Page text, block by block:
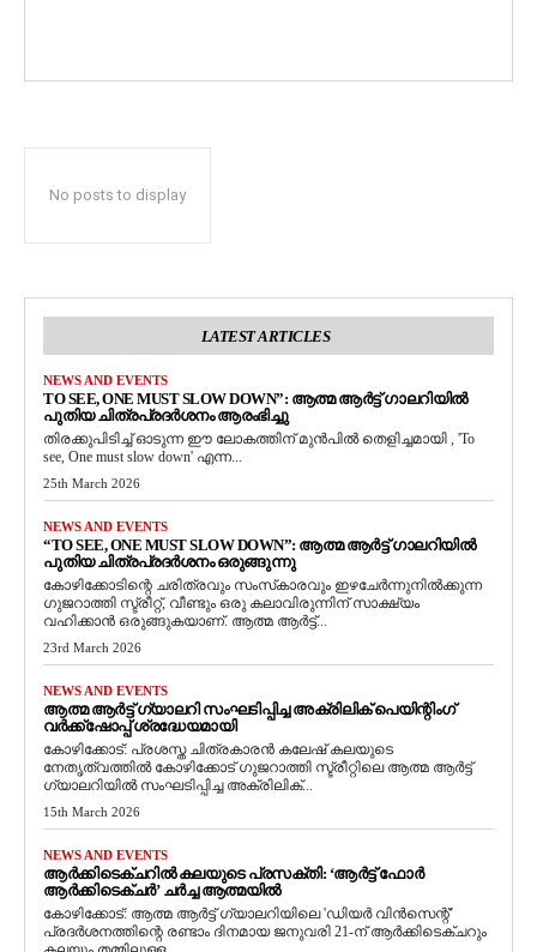
No posts to display
LATEST ARTICLES
NEWS AND EVENTS
TO SEE, ONE MUST SLOW DOWN”: ആത്മ ആർട്ട് ഗാലറിയിൽ
പുതിയ ചിത്രപ്രദർശനം ആരംഭിച്ചു
തിരക്കുപിടിച്ച് ഓടുന്ന ഈ ലോകത്തിന് മുൻപിൽ തെളിച്ചമായി , 'To
see, One must slow down' എന്ന...
25th March 2026
NEWS AND EVENTS
“TO SEE, ONE MUST SLOW DOWN”: ആത്മ ആർട്ട് ഗാലറിയിൽ
പുതിയ ചിത്രപ്രദർശനം ഒരുങ്ങുന്നു
കോഴിക്കോടിന്റെ ചരിത്രവും സംസ്‌കാരവും ഇഴചേർന്നുനിൽക്കുന്ന
ഗുജറാത്തി സ്ട്രീറ്റ്, വീണ്ടും ഒരു കലാവിരുന്നിന് സാക്ഷ്യം
വഹിക്കാൻ ഒരുങ്ങുകയാണ്. ആത്മ ആർട്ട്...
23rd March 2026
NEWS AND EVENTS
ആത്മ ആർട്ട് ഗ്യാലറി സംഘടിപ്പിച്ച അക്രിലിക് പെയിന്റിംഗ്
വർക്ക്‌ഷോപ്പ് ശ്രദ്ധേയമായി
കോഴിക്കോട്: പ്രശസ്ത ചിത്രകാരൻ കലേഷ് കലയുടെ
നേതൃത്വത്തിൽ കോഴിക്കോട് ഗുജറാത്തി സ്ട്രീറ്റിലെ ആത്മ ആർട്ട്
ഗ്യാലറിയിൽ സംഘടിപ്പിച്ച അക്രിലിക്...
15th March 2026
NEWS AND EVENTS
ആർക്കിടെക്ചറിൽ കലയുടെ പ്രസക്തി: ‘ആർട്ട് ഫോർ
ആർക്കിടെക്ചർ’ ചർച്ച ആത്മയിൽ
​കോഴിക്കോട്: ആത്മ ആർട്ട് ഗ്യാലറിയിലെ 'ഡിയർ വിൻസെന്റ്'
പ്രദർശനത്തിന്റെ രണ്ടാം ദിനമായ ജനുവരി 21-ന് ആർക്കിടെക്ചറും